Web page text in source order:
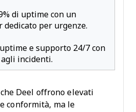
di uptime con un
dedicato per urgenze.
e supporto 24/7 con
incidenti.
Deel offrono elevati
conformità, ma le